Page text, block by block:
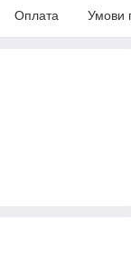
Оплата Умови